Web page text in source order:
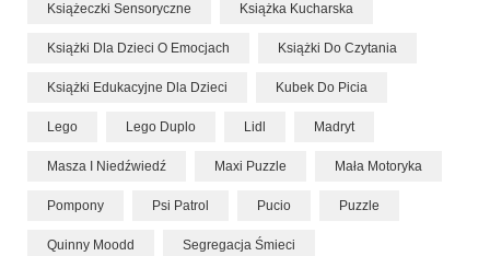
Książeczki Sensoryczne Książka Kucharska
Książki Dla Dzieci O Emocjach Książki Do Czytania
Książki Edukacyjne Dla Dzieci Kubek Do Picia
Lego Lego Duplo Lidl Madryt
Masza I Niedźwiedź Maxi Puzzle Mała Motoryka
Pompony Psi Patrol Pucio Puzzle
Quinny Moodd Segregacja Śmieci